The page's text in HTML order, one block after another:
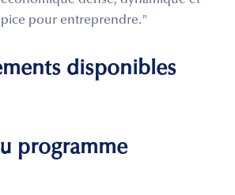
pour entreprendre."
disponibles
programme